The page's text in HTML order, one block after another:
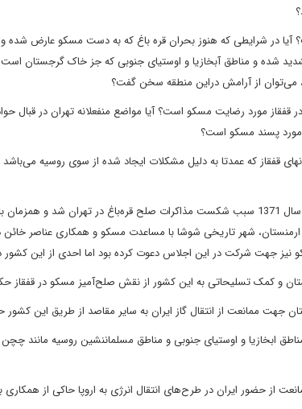
مسکو عارض شده و
شده و مناطق آبخازیا و اوستیای جنوبی که جز خاک گرجستان
می‌توان از آرامش دراین منطقه سخن گفت؟
تهران در قبال
مورد پسند مسکو است؟
قفقاز که عمدتابه دلیل مشکلات ایجاد شده از سوی روسیه می‌باشد
شد و همزمان
شهر تاریخی شوشا با مساعدت مسکو و همکاری عناصر خائن
نیز جهت شرکت در این اجلاس دعوت کرده بود اما احدی از این کشور
‌آمیز مسکو در قفقاز
نشین روسیه مانند
اروپا حاکی از